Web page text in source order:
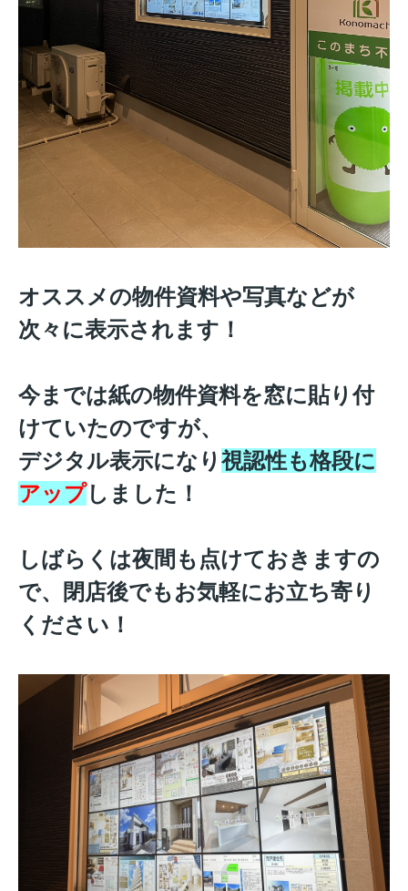
オススメの物件資料や写真などが
次々に表示されます！
今までは紙の物件資料を窓に貼り付
けていたのですが、
デジタル表示になり 視認性も格段に
アップしました！
しばらくは夜間も点けておきますの
で、閉店後でもお気軽にお立ち寄り
ください！